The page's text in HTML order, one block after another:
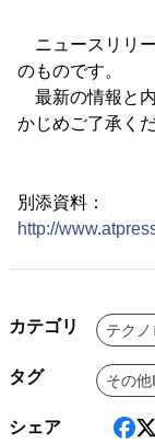
ニュースリリ
のものです。
最新の情報と
かじめご了承くだ
別添資料：
http://
カテゴリ テク
タグ その
シェア